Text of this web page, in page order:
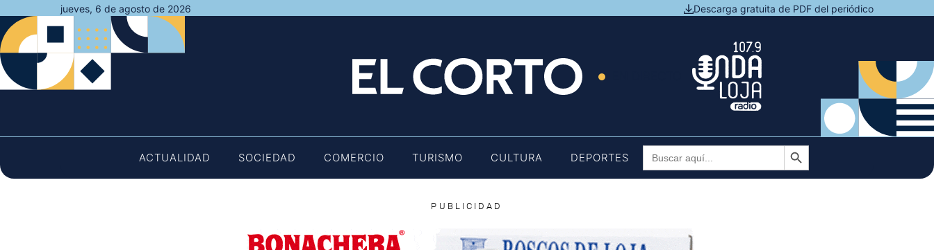
al
contenido
jueves, 6 de agosto de 2026 Descarga gratuita de PDF del periódico
ACTUALIDAD SOCIEDAD COMERCIO TURISMO CULTURA DEPORTES
Buscar: Botón de búsqueda
PUBLICIDAD